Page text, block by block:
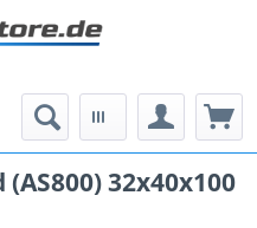
32x40x100